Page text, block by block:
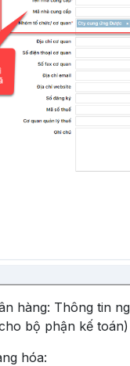
hàng: Thông tin
bộ phận kế toán)
hóa: